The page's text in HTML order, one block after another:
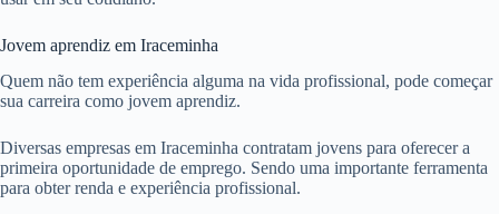
Jovem aprendiz em Iraceminha
Quem não tem experiência alguma na vida profissional, pode começar
sua carreira como jovem aprendiz.
Diversas empresas em Iraceminha contratam jovens para oferecer a
primeira oportunidade de emprego. Sendo uma importante ferramenta
para obter renda e experiência profissional.